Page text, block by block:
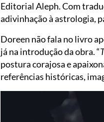
Editorial Aleph. Com
adivinhação à astrologia,
Doreen não fala no livro
já na introdução da obra. “
postura corajosa e
referências históricas,